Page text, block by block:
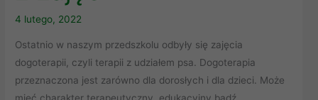
4 lutego, 2022
Ostatnio w naszym przedszkolu odbyły się zajęcia
dogoterapii, czyli terapii z udziałem psa. Dogoterapia
przeznaczona jest zarówno dla dorosłych i dla dzieci. Może